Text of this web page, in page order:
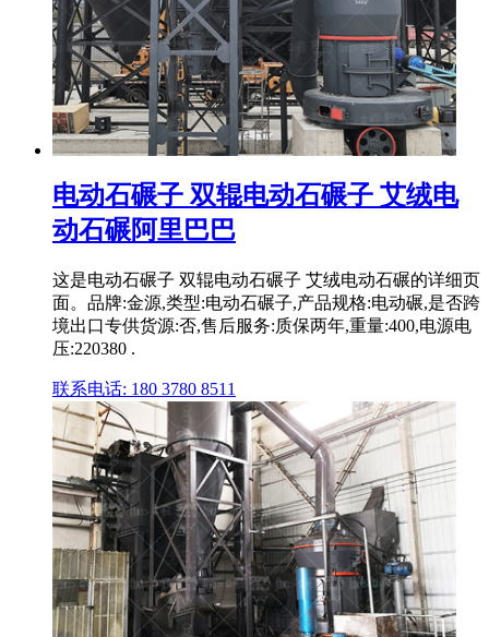
电动石碾子 双辊电动石碾子 艾绒电
动石碾阿里巴巴
这是电动石碾子 双辊电动石碾子 艾绒电动石碾的详细页
面。品牌:金源,类型:电动石碾子,产品规格:电动碾,是否跨
境出口专供货源:否,售后服务:质保两年,重量:400,电源电
压:220380 .
联系电话: 180 3780 8511